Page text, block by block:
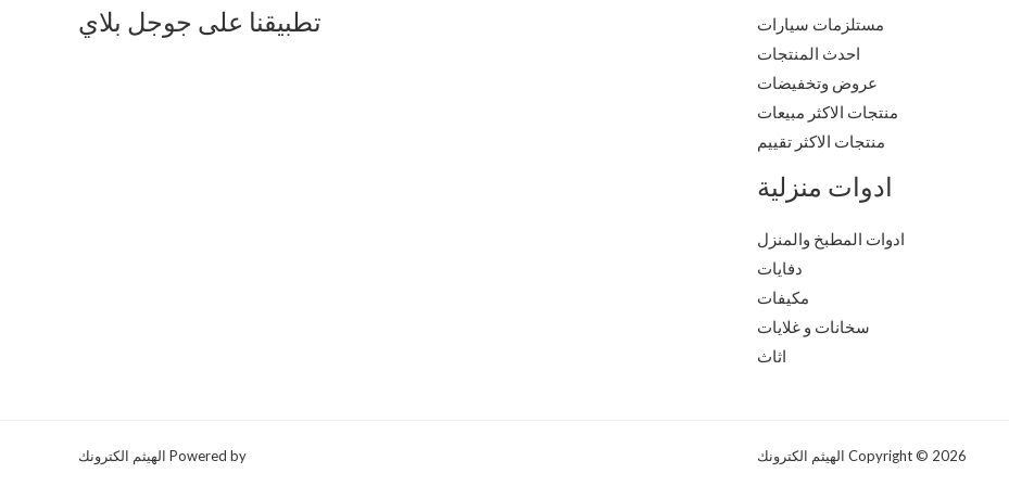
مستلزمات سيارات
احدث المنتجات
عروض وتخفيضات
منتجات الاكثر مبيعات
منتجات الاكثر تقييم
ادوات منزلية
ادوات المطبخ والمنزل
دفايات
مكيفات
سخانات و غلايات
اثاث
تطبيقنا على جوجل بلاي
Copyright © 2026 الهيثم الكترونك Powered by الهيثم الكترونك